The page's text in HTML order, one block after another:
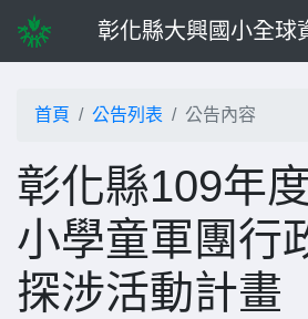
彰化縣大興國小全球
首頁 公告列表 公告內容
彰化縣109年
小學童軍團行
探涉活動計畫